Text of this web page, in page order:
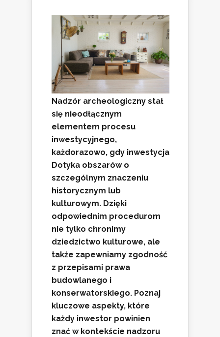
Nadzór archeologiczny stał
się nieodłącznym
elementem procesu
inwestycyjnego,
każdorazowo, gdy inwestycja
Dotyka obszarów o
szczególnym znaczeniu
historycznym lub
kulturowym. Dzięki
odpowiednim procedurom
nie tylko chronimy
dziedzictwo kulturowe, ale
także zapewniamy zgodność
z przepisami prawa
budowlanego i
konserwatorskiego. Poznaj
kluczowe aspekty, które
każdy inwestor powinien
znać w kontekście nadzoru